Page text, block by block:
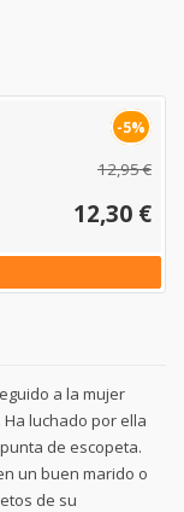
-5%
12,95 €
12,30 €
a la mujer
luchado por ella
de escopeta.
un buen marido o
de su